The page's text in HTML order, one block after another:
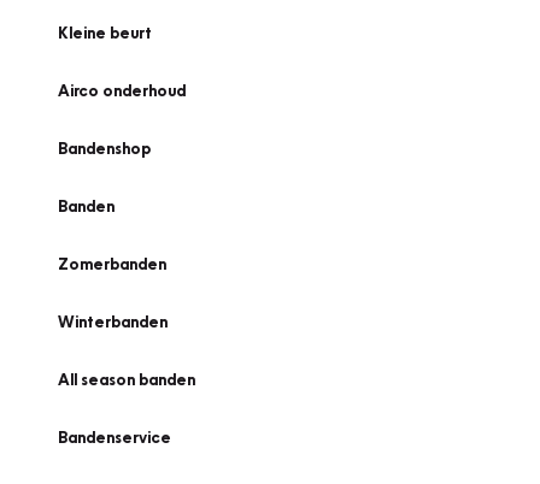
Kleine beurt
Airco onderhoud
Bandenshop
Banden
Zomerbanden
Winterbanden
All season banden
Bandenservice